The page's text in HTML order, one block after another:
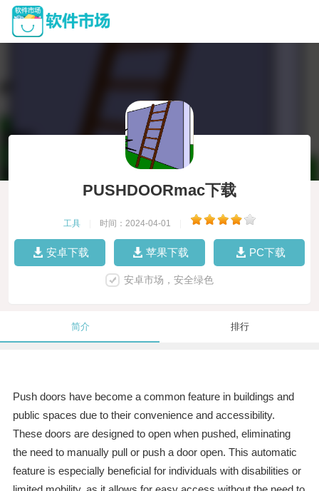
PUSHDOORmac下载
工具 时间：2024-04-01
安卓下载 苹果下载 PC下载
安卓市场，安全绿色
简介 排行
Push doors have become a common feature in buildings and
public spaces due to their convenience and accessibility.
These doors are designed to open when pushed, eliminating
the need to manually pull or push a door open. This automatic
feature is especially beneficial for individuals with disabilities or